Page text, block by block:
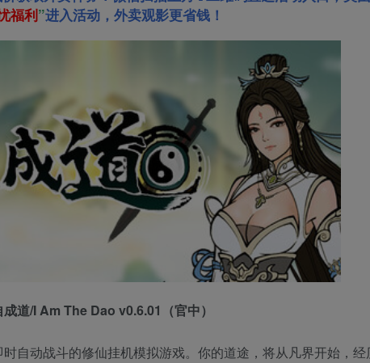
福利”进入活动，外卖观影更省钱！
道/I Am The Dao v0.6.01（官中）
自动战斗的修仙挂机模拟游戏。你的道途，将从凡界开始，经